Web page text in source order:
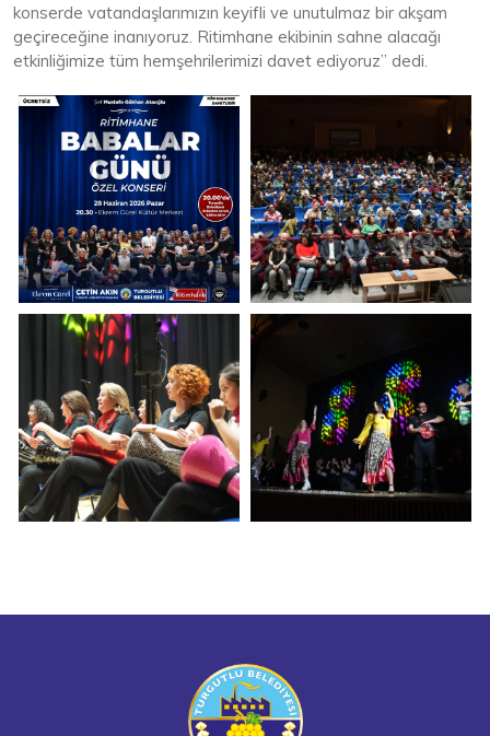
konserde vatandaşlarımızın keyifli ve unutulmaz bir akşam
geçireceğine inanıyoruz. Ritimhane ekibinin sahne alacağı
etkinliğimize tüm hemşehrilerimizi davet ediyoruz” dedi.